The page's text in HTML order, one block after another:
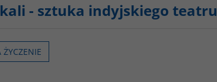
- sztuka indyjskiego teatru